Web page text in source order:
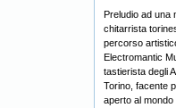
Preludio ad una
chitarrista
percorso
Electromantic
tastierista degli
Torino, facente
aperto al